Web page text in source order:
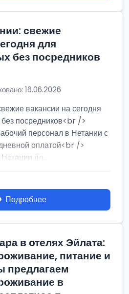
свежие
для
без посредников
16.06.2026
вакансии на сегодня
посредников<br />
персонал в Нетании с
оплатой<br />
дл...
Подробнее
в отелях Эйлата:
питание и
предлагаем
в